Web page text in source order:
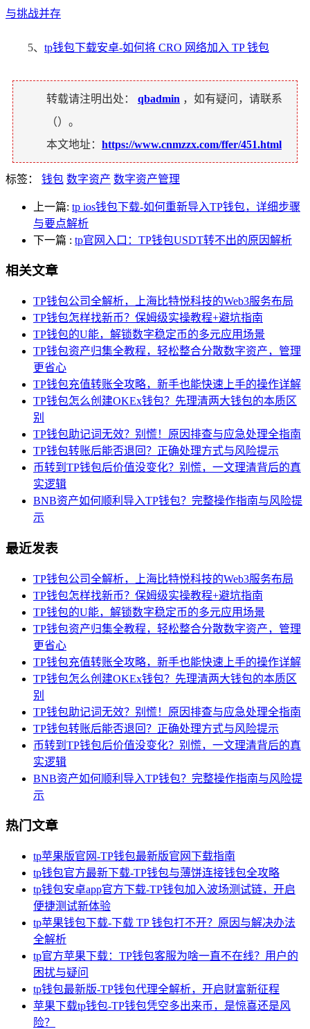
与挑战并存
5、 tp钱包下载安卓-如何将 CRO 网络加入 TP 钱包
转载请注明出处： qbadmin ，如有疑问，请联系
（）。
本文地址： https://www.cnmzzx.com/ffer/451.html
标签： 钱包 数字资产 数字资产管理
上一篇: tp ios钱包下载-如何重新导入TP钱包，详细步骤
与要点解析
下一篇 : tp官网入口：TP钱包USDT转不出的原因解析
相关文章
TP钱包公司全解析，上海比特悦科技的Web3服务布局
TP钱包怎样找新币？保姆级实操教程+避坑指南
TP钱包的U能，解锁数字稳定币的多元应用场景
TP钱包资产归集全教程，轻松整合分散数字资产，管理
更省心
TP钱包充值转账全攻略，新手也能快速上手的操作详解
TP钱包怎么创建OKEx钱包？先理清两大钱包的本质区
别
TP钱包助记词无效？别慌！原因排查与应急处理全指南
TP钱包转账后能否退回？正确处理方式与风险提示
币转到TP钱包后价值没变化？别慌，一文理清背后的真
实逻辑
BNB资产如何顺利导入TP钱包？完整操作指南与风险提
示
最近发表
TP钱包公司全解析，上海比特悦科技的Web3服务布局
TP钱包怎样找新币？保姆级实操教程+避坑指南
TP钱包的U能，解锁数字稳定币的多元应用场景
TP钱包资产归集全教程，轻松整合分散数字资产，管理
更省心
TP钱包充值转账全攻略，新手也能快速上手的操作详解
TP钱包怎么创建OKEx钱包？先理清两大钱包的本质区
别
TP钱包助记词无效？别慌！原因排查与应急处理全指南
TP钱包转账后能否退回？正确处理方式与风险提示
币转到TP钱包后价值没变化？别慌，一文理清背后的真
实逻辑
BNB资产如何顺利导入TP钱包？完整操作指南与风险提
示
热门文章
tp苹果版官网-TP钱包最新版官网下载指南
tp钱包官方最新下载-TP钱包与薄饼连接钱包全攻略
tp钱包安卓app官方下载-TP钱包加入波场测试链，开启
便捷测试新体验
tp苹果钱包下载-下载 TP 钱包打不开？原因与解决办法
全解析
tp官方苹果下载：TP钱包客服为啥一直不在线？用户的
困扰与疑问
tp钱包最新版-TP钱包代理全解析，开启财富新征程
苹果下载tp钱包-TP钱包凭空多出来币，是惊喜还是风
险？